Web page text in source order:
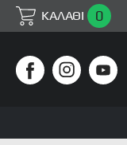
ΚΑΛΑΘΙ 0